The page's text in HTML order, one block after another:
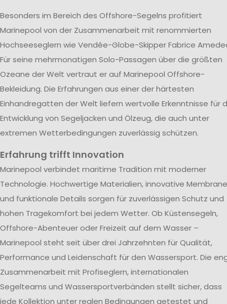
Besonders im Bereich des Offshore-Segelns profitiert
Marinepool von der Zusammenarbeit mit renommierten
Hochseeseglern wie Vendée-Globe-Skipper Fabrice
Für seine mehrmonatigen Solo-Passagen über die größten
Ozeane der Welt vertraut er auf Marinepool Offshore-
Bekleidung. Die Erfahrungen aus einer der härtesten
Einhandregatten der Welt liefern wertvolle Erkenntnisse für
Entwicklung von Segeljacken und Ölzeug, die auch unter
extremen Wetterbedingungen zuverlässig schützen.
Erfahrung trifft Innovation
Marinepool verbindet maritime Tradition mit moderner
Technologie. Hochwertige Materialien, innovative
und funktionale Details sorgen für zuverlässigen Schutz und
hohen Tragekomfort bei jedem Wetter. Ob Küstensegeln,
Offshore-Abenteuer oder Freizeit auf dem Wasser –
Marinepool steht seit über drei Jahrzehnten für Qualität,
Performance und Leidenschaft für den Wassersport. Die
Zusammenarbeit mit Profiseglern, internationalen
Segelteams und Wassersportverbänden stellt sicher, dass
jede Kollektion unter realen Bedingungen getestet und